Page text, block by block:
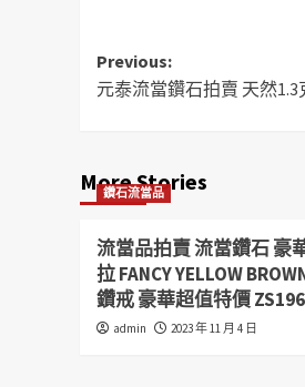
Post
navigation
Previous:
元泰流當鑽石拍賣 天然
More Stories
鑽石流當品
流當品拍賣 流當鑽石 豪
拉 FANCY YELLOW
鑽戒 豪華超值特價 ZS196
admin 2023 年 11 月 4 日